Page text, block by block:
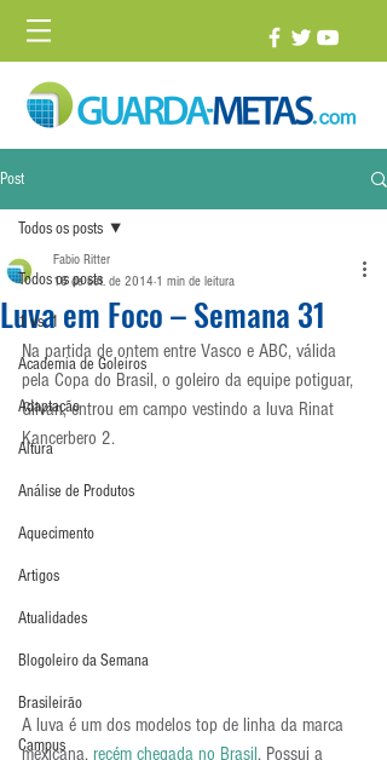
Post
Todos os posts
1 vs. 1
Academia de Goleiros
Adaptação
Altura
Análise de Produtos
Aquecimento
Artigos
Atualidades
Blogoleiro da Semana
Brasileirão
Campus
Todos os posts
Luva em Foco – Semana 31
Fabio Ritter
16 de set. de 2014 1 min de leitura
Na partida de ontem entre Vasco e ABC, válida
pela Copa do Brasil, o goleiro da equipe potiguar,
Gilvan, entrou em campo vestindo a luva Rinat
Kancerbero 2.
A luva é um dos modelos top de linha da marca
mexicana, recém chegada no Brasil. Possui a